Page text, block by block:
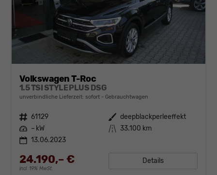
Volkswagen T-Roc
1.5 TSI STYLE PLUS DSG
unverbindliche Lieferzeit: sofort Gebrauchtwagen
Fahrzeugnr. 61129 Außenfarbe deepblackperleeffekt
Leistung – kW Kilometerstand 33.100 km
13.06.2023
24.190,– €
incl. 19% MwSt.
Details